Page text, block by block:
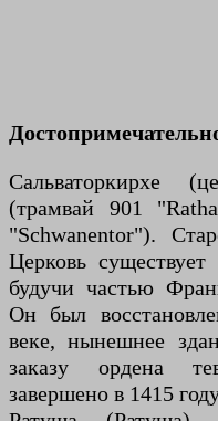
Сальваторкирхе
(трамвай 901
"Schwanentor").
Церковь
будучи частью
Он был
веке, нынешнее
заказу ордена
завершено в 1415